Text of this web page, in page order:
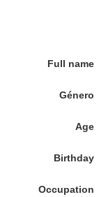
Full name
Género
Age
Birthday
Occupation